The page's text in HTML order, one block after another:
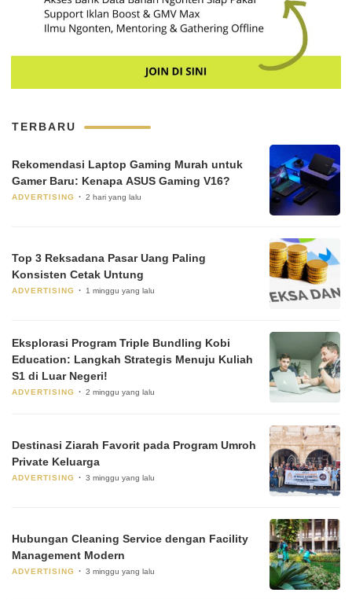
TERBARU
Rekomendasi Laptop Gaming Murah untuk
Gamer Baru: Kenapa ASUS Gaming V16?
ADVERTISING 2 hari yang lalu
Top 3 Reksadana Pasar Uang Paling
Konsisten Cetak Untung
ADVERTISING 1 minggu yang lalu
Eksplorasi Program Triple Bundling Kobi
Education: Langkah Strategis Menuju Kuliah
S1 di Luar Negeri!
ADVERTISING 2 minggu yang lalu
Destinasi Ziarah Favorit pada Program Umroh
Private Keluarga
ADVERTISING 3 minggu yang lalu
Hubungan Cleaning Service dengan Facility
Management Modern
ADVERTISING 3 minggu yang lalu